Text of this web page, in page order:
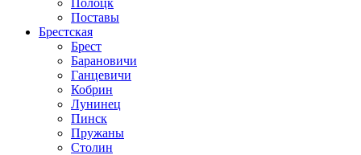
Поставы
Брестская
Брест
Барановичи
Ганцевичи
Кобрин
Лунинец
Пинск
Пружаны
Столин